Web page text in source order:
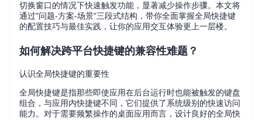
切换窗口的情况下快速触发功能，显著减少操作步骤。本文将
通过"问题-方案-场景"三段式结构，带你全面掌握全局快捷键
的配置技巧与最佳实践，让你的应用交互体验更上一层楼。
如何解决跨平台快捷键的兼容性难题？
认识全局快捷键的重要性
全局快捷键是指那些即使应用在后台运行时也能被触发的键盘
组合，与应用内快捷键不同，它们提供了系统级别的快速访问
能力。对于需要频繁操作的桌面应用而言，设计良好的全局快